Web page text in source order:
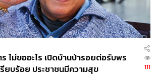
ไม่ขออะไร เปิดบ้านป่ารอยต่อรับพร
รียบร้อย ประชาชนมีความสุข
111